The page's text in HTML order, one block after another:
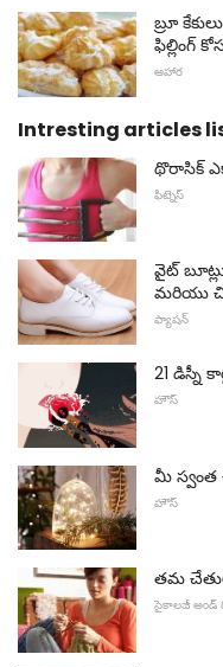
బ్రూ
ఫిల్లింగ్
ఆహార
Intresting articles
థొరాసిక్
ఫిట్నెస్
వైట్
మరియు
ఫ్యాషన్
21 డిస్నీ
హౌస్
మీ స్వంత
హౌస్
తమ
సైకాలజీ అండ్